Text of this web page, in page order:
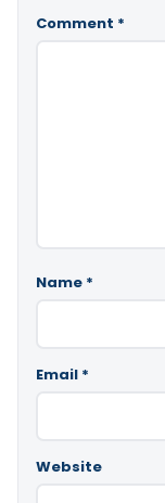
Comment *
Name *
Email *
Website